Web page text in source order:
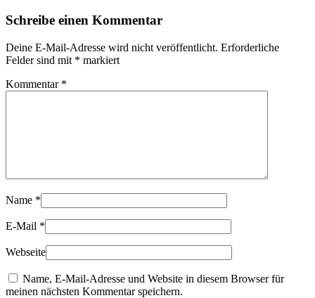
Schreibe einen Kommentar
Deine E-Mail-Adresse wird nicht veröffentlicht. Erforderliche
Felder sind mit * markiert
Kommentar *
Name *
E-Mail *
Webseite
Name, E-Mail-Adresse und Website in diesem Browser für
meinen nächsten Kommentar speichern.